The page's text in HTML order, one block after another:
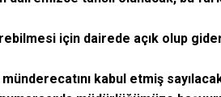
için dairede açık olup
kabul etmiş